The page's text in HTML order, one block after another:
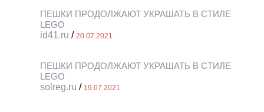
ПЕШКИ ПРОДОЛЖАЮТ УКРАШАТЬ В СТИЛЕ
LEGO
id41.ru / 20.07.2021
ПЕШКИ ПРОДОЛЖАЮТ УКРАШАТЬ В СТИЛЕ
LEGO
solreg.ru / 19.07.2021